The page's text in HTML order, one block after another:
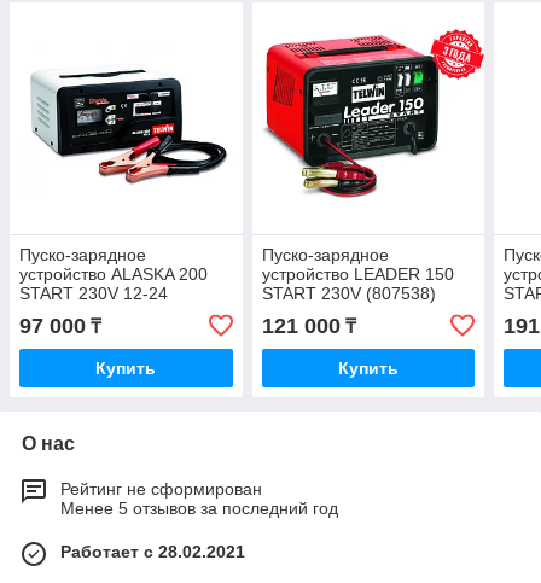
Пуско-зарядное
устройство ALASKA 200
START 230V 12-24
97 000 ₸
Купить
Пуско-зарядное
устройство LEADER 150
START 230V (807538)
121 000₸
Купить
О нас
Рейтинг не сформирован
Менее 5 отзывов за последний год
Работает с 28.02.2021